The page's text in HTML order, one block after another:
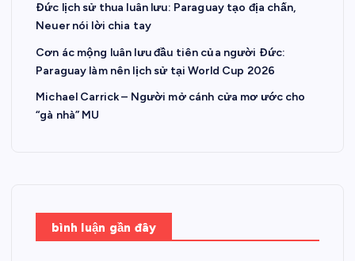
Đức lịch sử thua luân lưu: Paraguay tạo địa chấn,
Neuer nói lời chia tay
Cơn ác mộng luân lưu đầu tiên của người Đức:
Paraguay làm nên lịch sử tại World Cup 2026
Michael Carrick – Người mở cánh cửa mơ ước cho
“gà nhà” MU
bình luận gần đây